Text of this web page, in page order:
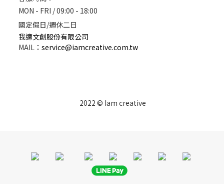
MON - FRI / 09:00 - 18:00
國定假日/週休二日
我適文創股份有限公司
MAIL ： service@iamcreative.com.tw
2022 © Iam creative